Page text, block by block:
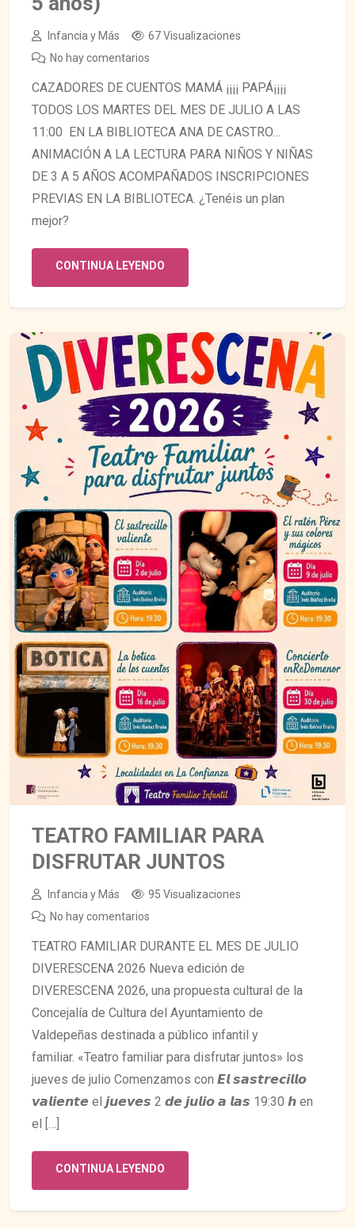
Infancia y Más
67 Visualizaciones
No hay comentarios
CAZADORES DE CUENTOS MAMÁ ¡¡¡¡ PAPÁ¡¡¡¡
TODOS LOS MARTES DEL MES DE JULIO A LAS
11:00 EN LA BIBLIOTECA ANA DE CASTRO…
ANIMACIÓN A LA LECTURA PARA NIÑOS Y NIÑAS
DE 3 A 5 AÑOS ACOMPAÑADOS INSCRIPCIONES
PREVIAS EN LA BIBLIOTECA. ¿Tenéis un plan
mejor?
CONTINUA LEYENDO
TEATRO FAMILIAR PARA
DISFRUTAR JUNTOS
Infancia y Más
95 Visualizaciones
No hay comentarios
TEATRO FAMILIAR DURANTE EL MES DE JULIO
DIVERESCENA 2026 Nueva edición de
DIVERESCENA 2026, una propuesta cultural de la
Concejalía de Cultura del Ayuntamiento de
Valdepeñas destinada a público infantil y
familiar. «Teatro familiar para disfrutar juntos» los
jueves de julio Comenzamos con 𝙀𝙡 𝙨𝙖𝙨𝙩𝙧𝙚𝙘𝙞𝙡𝙡𝙤
𝙫𝙖𝙡𝙞𝙚𝙣𝙩𝙚 el 𝙟𝙪𝙚𝙫𝙚𝙨 2 𝙙𝙚 𝙟𝙪𝙡𝙞𝙤 𝙖 𝙡𝙖𝙨 19:30 𝙝 en
el […]
CONTINUA LEYENDO